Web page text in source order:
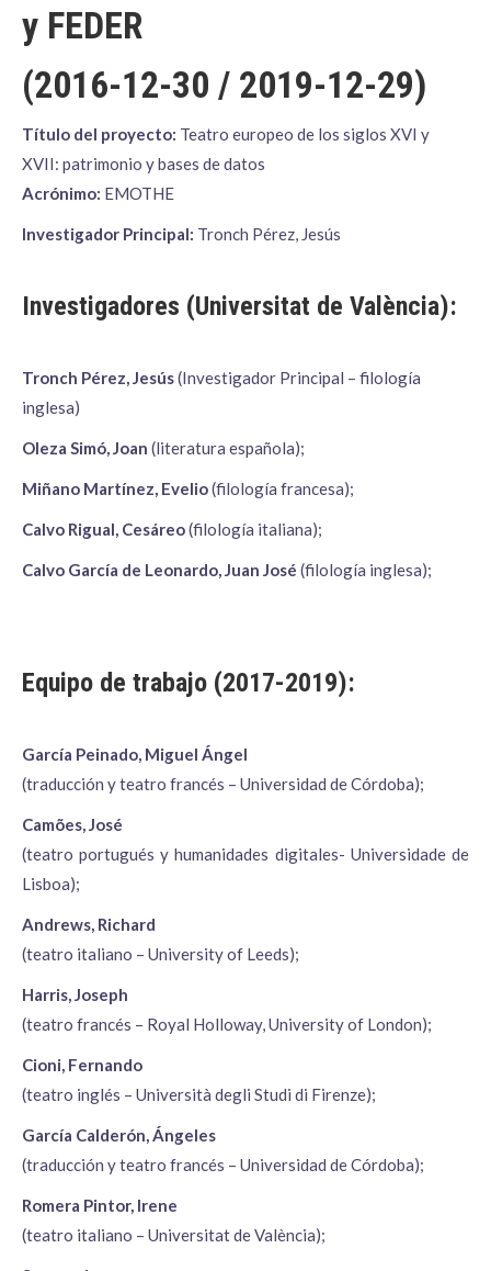
y FEDER
(2016-12-30 / 2019-12-29)
Título del proyecto: Teatro europeo de los siglos XVI y
XVII: patrimonio y bases de datos
Acrónimo: EMOTHE
Investigador Principal: Tronch Pérez, Jesús
Investigadores (Universitat de València):
Tronch Pérez, Jesús(Investigador Principal – filología
inglesa)
Oleza Simó, Joan (literatura española);
Miñano Martínez, Evelio(filología francesa);
Calvo Rigual, Cesáreo(filología italiana);
Calvo García de Leonardo, Juan José (filología inglesa);
Equipo de trabajo (2017-2019):
García Peinado, Miguel Ángel
(traducción y teatro francés – Universidad de Córdoba);
Camões, José
(teatro portugués y humanidades digitales- Universidade de
Lisboa);
Andrews, Richard
(teatro italiano – University of Leeds);
Harris, Joseph
(teatro francés – Royal Holloway, University of London);
Cioni, Fernando
(teatro inglés – Università degli Studi di Firenze);
García Calderón, Ángeles
(traducción y teatro francés – Universidad de Córdoba);
Romera Pintor, Irene
(teatro italiano – Universitat de València);